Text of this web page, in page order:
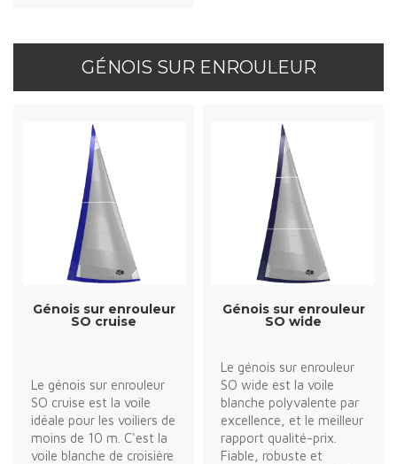
GÉNOIS SUR ENROULEUR
Génois sur enrouleur
SO cruise
Le génois sur enrouleur
SO cruise est la voile
idéale pour les voiliers de
moins de 10 m. C'est la
voile blanche de croisière
Génois sur enrouleur
SO wide
Le génois sur enrouleur
SO wide est la voile
blanche polyvalente par
excellence, et le meilleur
rapport qualité-prix.
Fiable, robuste et